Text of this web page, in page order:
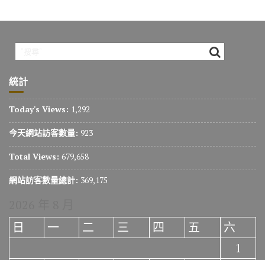
統計
Today's Views: 1,292
今天網站訪客數量: 923
Total Views: 679,658
網站訪客數量總計: 369,175
日
一 二 三 四 五
六
1